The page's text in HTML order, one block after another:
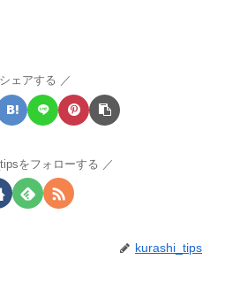
シェアする
をフォローする
kurashi_tips